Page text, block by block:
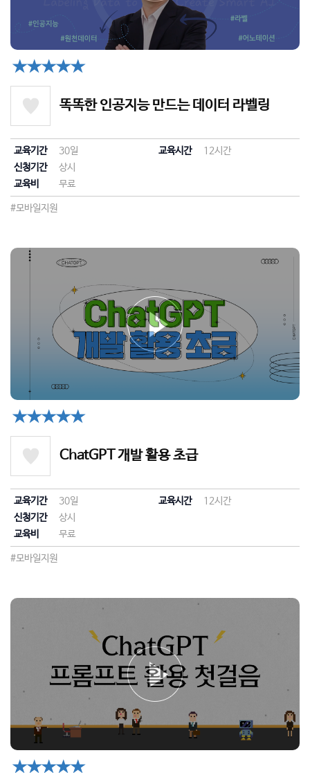
★★★★★
똑똑한 인공지능 만드는 데이터 라벨링
교육기간 30일 교육시간
12시간
신청기간
상시
교육비
무료
#모바일지원
★★★★★
ChatGPT 개발 활용 초급
교육기간 30일 교육시간
12시간
신청기간
상시
교육비
무료
#모바일지원
★★★★★